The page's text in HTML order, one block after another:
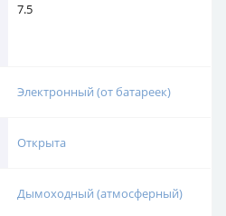
7.5
Электронный (от батареек)
Открыта
Дымоходный (атмосферный)